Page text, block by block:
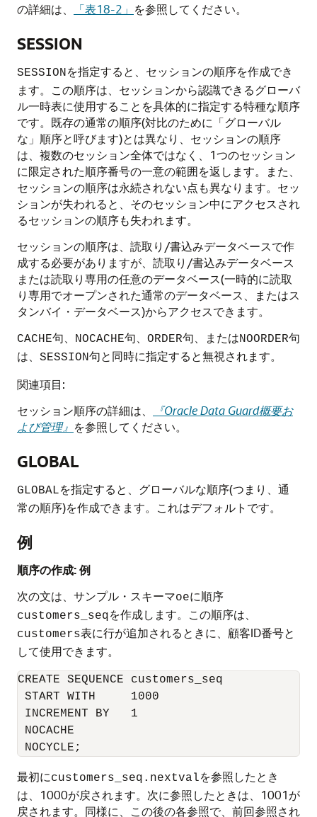
の詳細は、
「表18-2」 を参照してください。
SESSION
SESSIONを指定すると、セッションの順序を作成でき
ます。この順序は、セッションから認識できるグローバ
ル一時表に使用することを具体的に指定する特種な順序
です。既存の通常の順序(対比のために「グローバル
な」順序と呼びます)とは異なり、セッションの順序
は、複数のセッション全体ではなく、1つのセッション
に限定された順序番号の一意の範囲を返します。また、
セッションの順序は永続されない点も異なります。セッ
ションが失われると、そのセッション中にアクセスされ
るセッションの順序も失われます。
セッションの順序は、読取り/書込みデータベースで作
成する必要がありますが、読取り/書込みデータベース
または読取り専用の任意のデータベース(一時的に読取
り専用でオープンされた通常のデータベース、またはス
タンバイ・データベース)からアクセスできます。
CACHE句、 NOCACHE句、 ORDER句、またはNOORDER句
は、 SESSION句と同時に指定すると無視されます。
関連項目:
セッション順序の詳細は、
『Oracle Data Guard概要お
よび管理』 を参照してください。
GLOBAL
GLOBALを指定すると、グローバルな順序(つまり、通
常の順序)を作成できます。これはデフォルトです。
例
順序の作成: 例
次の文は、サンプル・スキーマoeに順序
customers_seqを作成します。この順序は、
customers表に行が追加されるときに、顧客ID番号と
して使用できます。
CREATE SEQUENCE customers_seq
START WITH     1000
INCREMENT BY   1
NOCACHE
最初にcustomers_seq.nextvalを参照したとき
は、1000が戻されます。次に参照したときは、1001が
戻されます。同様に、この後の各参照で、前回参照され